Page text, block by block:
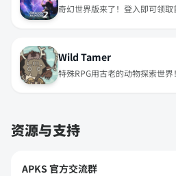
奇幻世界版来了！登入即可领取
Wild Tamer
特殊RPG用古老的动物探索世界！
资源与支持
APKS 官方交流群